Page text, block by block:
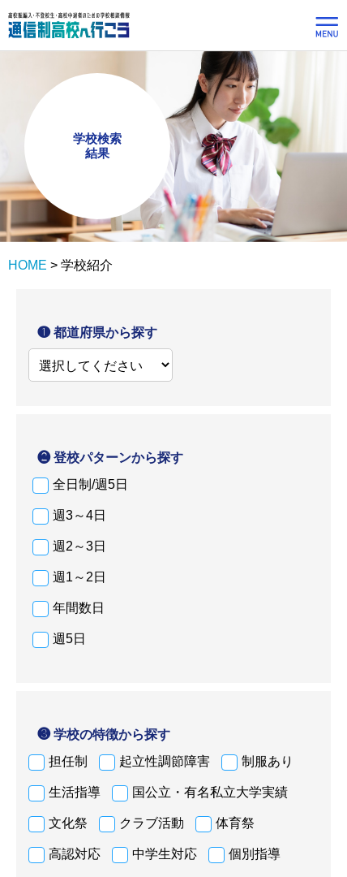
学校検索
結果
HOME > 学校紹介
❶ 都道府県から探す
❷ 登校パターンから探す
全日制/週5日
週3～4日
週2～3日
週1～2日
年間数日
週5日
❸ 学校の特徴から探す
担任制
起立性調節障害 制服あり
生活指導 国公立・有名私立大学実績
文化祭 クラブ活動 体育祭
高認対応 中学生対応 個別指導